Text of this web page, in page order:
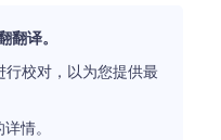
译。
校对，以为您提供最
详情。